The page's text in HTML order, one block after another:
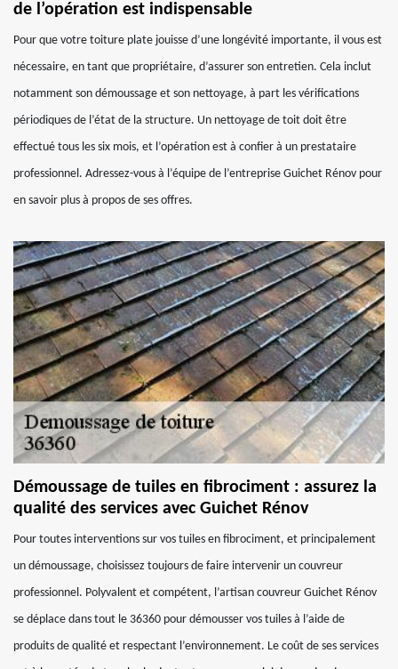
de l’opération est indispensable
Pour que votre toiture plate jouisse d’une longévité importante, il vous est
nécessaire, en tant que propriétaire, d’assurer son entretien. Cela inclut
notamment son démoussage et son nettoyage, à part les vérifications
périodiques de l’état de la structure. Un nettoyage de toit doit être
effectué tous les six mois, et l’opération est à confier à un prestataire
professionnel. Adressez-vous à l’équipe de l’entreprise Guichet Rénov pour
en savoir plus à propos de ses offres.
Démoussage de tuiles en fibrociment : assurez la
qualité des services avec Guichet Rénov
Pour toutes interventions sur vos tuiles en fibrociment, et principalement
un démoussage, choisissez toujours de faire intervenir un couvreur
professionnel. Polyvalent et compétent, l’artisan couvreur Guichet Rénov
se déplace dans tout le 36360 pour démousser vos tuiles à l’aide de
produits de qualité et respectant l’environnement. Le coût de ses services